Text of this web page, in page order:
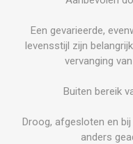
Een gevarieerde,
levensstijl zijn
vervanging
Buiten bereik
Droog, afgesloten en
anders